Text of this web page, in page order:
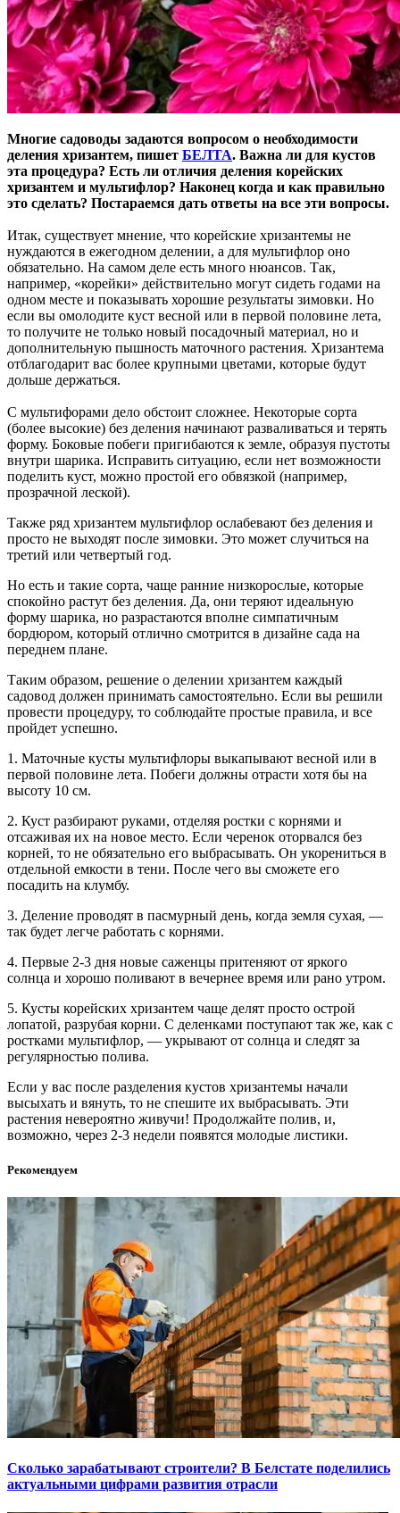
Многие садоводы задаются вопросом о необходимости
деления хризантем, пишет БЕЛТА. Важна ли для кустов
эта процедура? Есть ли отличия деления корейских
хризантем и мультифлор? Наконец когда и как правильно
это сделать? Постараемся дать ответы на все эти вопросы.
Итак, существует мнение, что корейские хризантемы не
нуждаются в ежегодном делении, а для мультифлор оно
обязательно. На самом деле есть много нюансов. Так,
например, «корейки» действительно могут сидеть годами на
одном месте и показывать хорошие результаты зимовки. Но
если вы омолодите куст весной или в первой половине лета,
то получите не только новый посадочный материал, но и
дополнительную пышность маточного растения. Хризантема
отблагодарит вас более крупными цветами, которые будут
дольше держаться.
С мультифорами дело обстоит сложнее. Некоторые сорта
(более высокие) без деления начинают разваливаться и терять
форму. Боковые побеги пригибаются к земле, образуя пустоты
внутри шарика. Исправить ситуацию, если нет возможности
поделить куст, можно простой его обвязкой (например,
прозрачной леской).
Также ряд хризантем мультифлор ослабевают без деления и
просто не выходят после зимовки. Это может случиться на
третий или четвертый год.
Но есть и такие сорта, чаще ранние низкорослые, которые
спокойно растут без деления. Да, они теряют идеальную
форму шарика, но разрастаются вполне симпатичным
бордюром, который отлично смотрится в дизайне сада на
переднем плане.
Таким образом, решение о делении хризантем каждый
садовод должен принимать самостоятельно. Если вы решили
провести процедуру, то соблюдайте простые правила, и все
пройдет успешно.
1. Маточные кусты мультифлоры выкапывают весной или в
первой половине лета. Побеги должны отрасти хотя бы на
высоту 10 см.
2. Куст разбирают руками, отделяя ростки с корнями и
отсаживая их на новое место. Если черенок оторвался без
корней, то не обязательно его выбрасывать. Он укорениться в
отдельной емкости в тени. После чего вы сможете его
посадить на клумбу.
3. Деление проводят в пасмурный день, когда земля сухая, —
так будет легче работать с корнями.
4. Первые 2-3 дня новые саженцы притеняют от яркого
солнца и хорошо поливают в вечернее время или рано утром.
5. Кусты корейских хризантем чаще делят просто острой
лопатой, разрубая корни. С деленками поступают так же, как с
ростками мультифлор, — укрывают от солнца и следят за
регулярностью полива.
Если у вас после разделения кустов хризантемы начали
высыхать и вянуть, то не спешите их выбрасывать. Эти
растения невероятно живучи! Продолжайте полив, и,
возможно, через 2-3 недели появятся молодые листики.
Рекомендуем
Сколько зарабатывают строители? В Белстате поделились
актуальными цифрами развития отрасли